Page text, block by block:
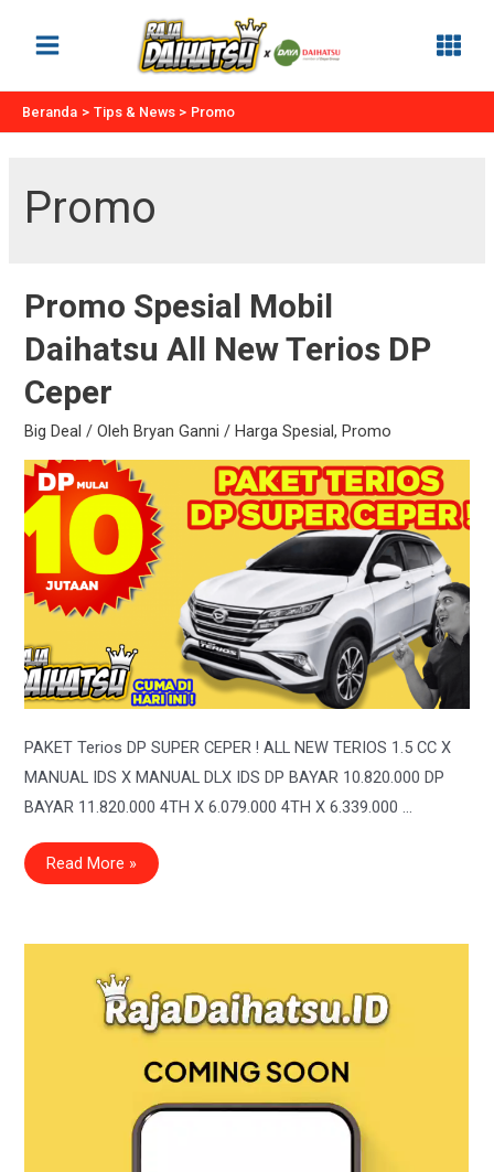
Menu
Beranda Tips & News Promo
Promo
Promo Spesial Mobil
Daihatsu All New Terios DP
Ceper
Big Deal / OlehBryan Ganni /Harga Spesial,Promo
PAKET Terios DP SUPER CEPER ! ALL NEW TERIOS 1.5 CC X
MANUAL IDS X MANUAL DLX IDS DP BAYAR 10.820.000 DP
BAYAR 11.820.000 4TH X 6.079.000 4TH X 6.339.000 …
Promo
Spesial
Mobil
Terios
Read More »